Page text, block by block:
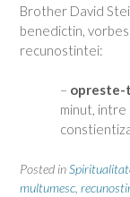
Brother David
benedictin,
recunostintei:
– opreste-
minut,
Posted in
multumesc